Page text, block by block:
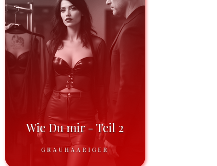
Wie Du mir - Teil 2
GRAUHAARIGER